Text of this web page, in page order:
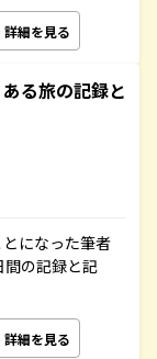
詳細を見る
る旅の記録と
になった筆者
の記録と記
詳細を見る